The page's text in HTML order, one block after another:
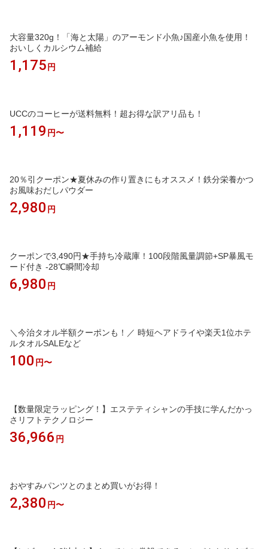
大容量320g！「海と太陽」のアーモンド小魚♪国産小魚を使用！
おいしくカルシウム補給
1,175 円
UCCのコーヒーが送料無料！超お得な訳アリ品も！
1,119 円〜
20％引クーポン★夏休みの作り置きにもオススメ！鉄分栄養かつ
お風味おだしパウダー
2,980 円
クーポンで3,490円★手持ち冷蔵庫！100段階風量調節+SP暴風モ
ード付き -28℃瞬間冷却
6,980 円
＼今治タオル半額クーポンも！／ 時短ヘアドライや楽天1位ホテ
ルタオルSALEなど
100 円〜
【数量限定ラッピング！】エステティシャンの手技に学んだかっ
さリフトテクノロジー
36,966 円
おやすみパンツとのまとめ買いがお得！
2,380 円〜